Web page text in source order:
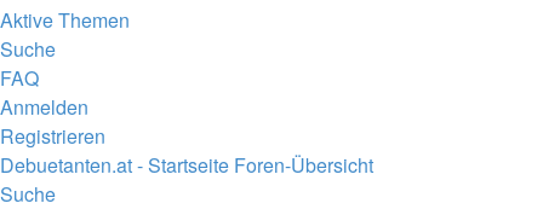
Aktive Themen
Suche
FAQ
Anmelden
Registrieren
Debuetanten.at - Startseite Foren-Übersicht
Suche